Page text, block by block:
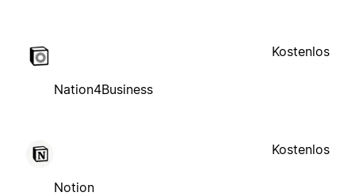
Nation4Business
Kostenlos
Notion
Kostenlos